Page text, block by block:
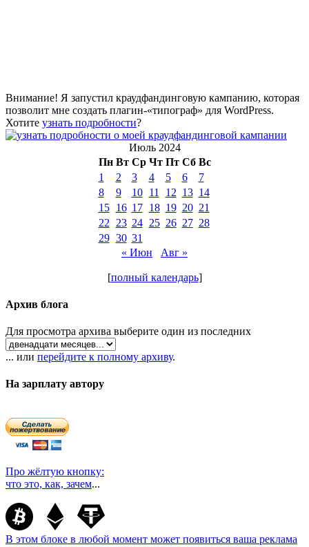
Внимание! Я запустил краудфандинговую кампанию, которая
позволит мне создать плагин-«типограф» для WordPress.
Хотите узнать подробности?
Июль 2024
Пн Вт Ср Чт Пт Сб Вс
1
2 3 4 5 6
7
8
9 10 11 12 13 14
15
16 17 18 19 20 21
22
23 24 25 26 27 28
29 30 31
« Июн
Авг »
[полный календарь]
Архив блога
Для просмотра архива выберите один из последних
... или перейдите к полному архиву.
На зарплату автору
Про жёлтую кнопку:
что это, как, зачем...
В этом блоке в любой момент может появиться ваша реклама